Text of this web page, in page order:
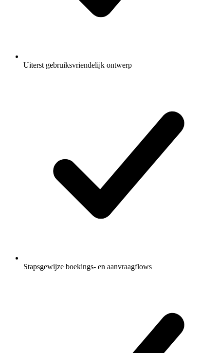
Uiterst gebruiksvriendelijk ontwerp
Stapsgewijze boekings- en aanvraagflows